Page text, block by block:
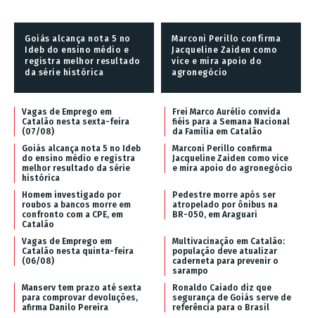
Goiás alcança nota 5 no
Ideb do ensino médio e
registra melhor resultado
da série histórica
Marconi Perillo confirma
Jacqueline Zaiden como
vice e mira apoio do
agronegócio
Vagas de Emprego em
Catalão nesta sexta-feira
(07/08)
Frei Marco Aurélio convida
fiéis para a Semana Nacional
da Família em Catalão
Goiás alcança nota 5 no Ideb
do ensino médio e registra
melhor resultado da série
histórica
Marconi Perillo confirma
Jacqueline Zaiden como vice
e mira apoio do agronegócio
Homem investigado por
roubos a bancos morre em
confronto com a CPE, em
Catalão
Pedestre morre após ser
atropelado por ônibus na
BR-050, em Araguari
Vagas de Emprego em
Catalão nesta quinta-feira
(06/08)
Multivacinação em Catalão:
população deve atualizar
caderneta para prevenir o
sarampo
Manserv tem prazo até sexta
para comprovar devoluções,
afirma Danilo Pereira
Ronaldo Caiado diz que
segurança de Goiás serve de
referência para o Brasil